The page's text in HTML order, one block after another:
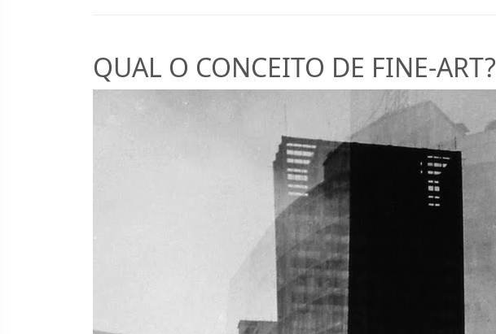
QUAL O CONCEITO DE FINE-ART?